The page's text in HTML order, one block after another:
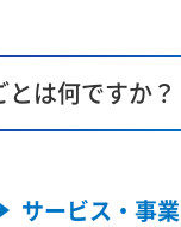
とは何ですか？
サービス・事業